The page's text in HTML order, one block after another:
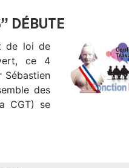
DÉBUTE
de loi de
ce 4
Sébastien
des
CGT) se